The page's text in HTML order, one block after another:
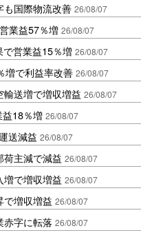
も国際物流改善 26/08/07
業益57％増 26/08/07
営業益15％増 26/08/07
増で利益率改善 26/08/07
輸送増で増収増益 26/08/07
18％増 26/08/07
送減益 26/08/07
荷主減で減益 26/08/07
で増収増益 26/08/07
で増収増益 26/08/07
赤字に転落 26/08/07